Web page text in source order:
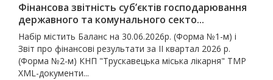
Фінансова звітність суб’єктів господарювання
державного та комунального секто...
Набір містить Баланс на 30.06.2026р. (Форма №1-м) і
Звіт про фінансові результати за ІІ квартал 2026 р.
(Форма №2-м) КНП "Трускавецька міська лікарня" ТМР
XML-документи...